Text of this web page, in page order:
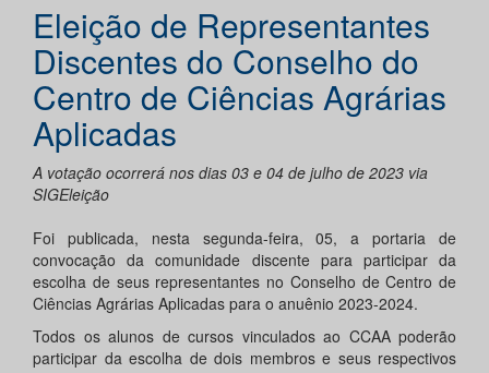
Eleição de Representantes
Discentes do Conselho do
Centro de Ciências Agrárias
Aplicadas
A votação ocorrerá nos dias 03 e 04 de julho de 2023 via
SIGEleição
Foi publicada, nesta segunda-feira, 05, a portaria de
convocação da comunidade discente para participar da
escolha de seus representantes no Conselho de Centro de
Ciências Agrárias Aplicadas para o anuênio 2023-2024.
Todos os alunos de cursos vinculados ao CCAA poderão
participar da escolha de dois membros e seus respectivos